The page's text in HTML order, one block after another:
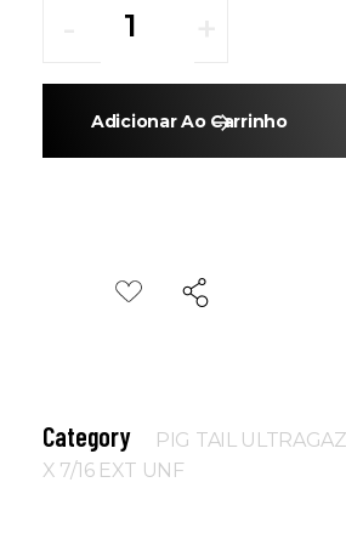
Adicionar Ao Carrinho
Category
PIG TAIL
X 7/16 EXT UNF